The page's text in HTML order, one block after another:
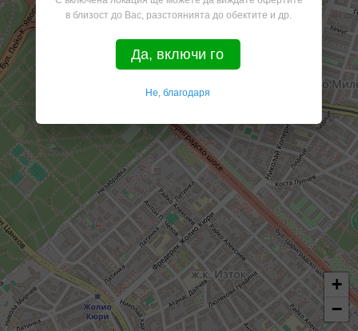
+
−
в близост до Вас, разстоянията до обектите и др.
Да, включи го
Не, благодаря